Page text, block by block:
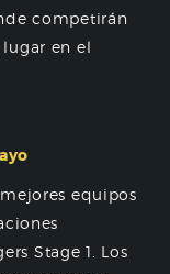
competirán
en el
equipos
Stage 1. Los